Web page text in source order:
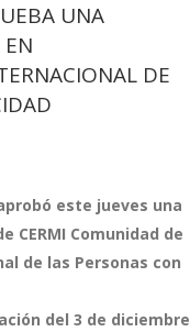
UNA
DE
este jueves una
Comunidad de
de las Personas con
del 3 de diciembre